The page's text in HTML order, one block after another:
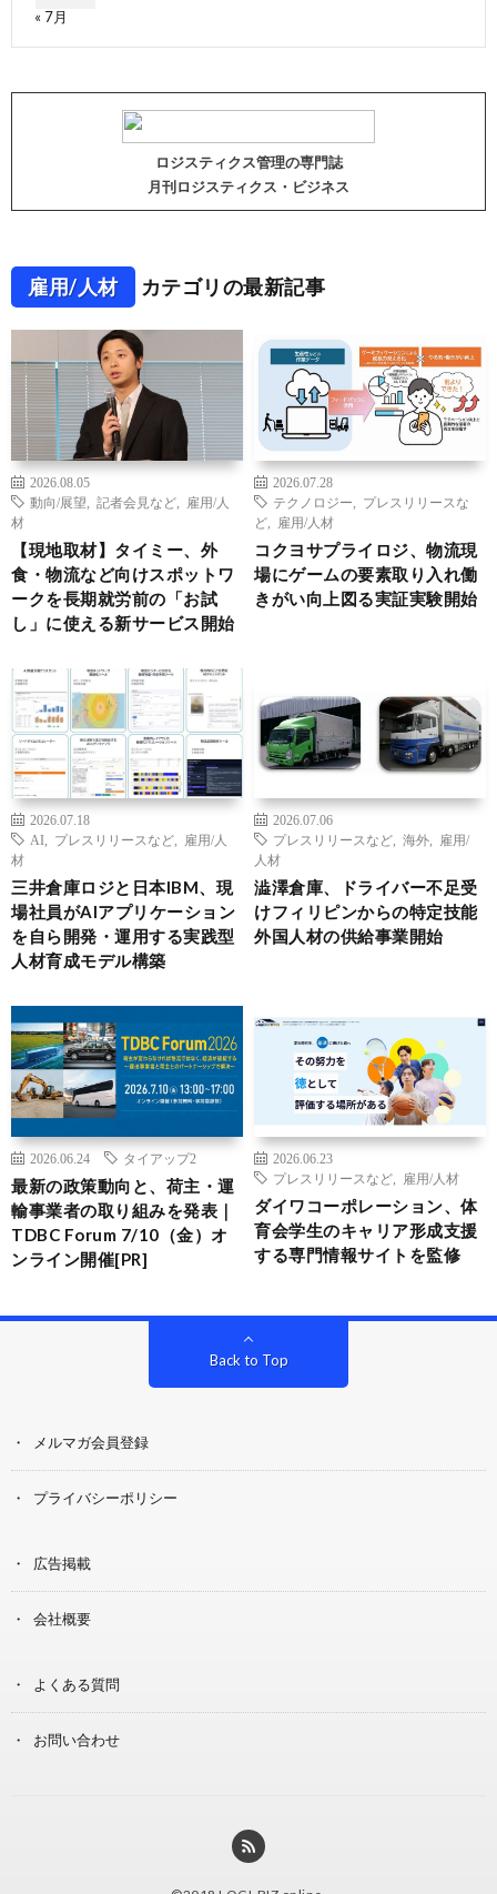
« 7月
ロジスティクス管理の専門誌
月刊ロジスティクス・ビジネス
雇用/人材 カテゴリの最新記事
2026.08.05
動向/展望
記者会見など
雇用/人
材
【現地取材】タイミー、外
食・物流など向けスポットワ
ークを長期就労前の「お試
し」に使える新サービス開始
2026.07.28
テクノロジー
プレスリリースな
ど
雇用/人材
コクヨサプライロジ、物流現
場にゲームの要素取り入れ働
きがい向上図る実証実験開始
2026.07.18
AI
プレスリリースなど
雇用/人
材
三井倉庫ロジと日本IBM、現
場社員がAIアプリケーション
を自ら開発・運用する実践型
人材育成モデル構築
2026.07.06
プレスリリースなど
海外
雇用/
人材
澁澤倉庫、ドライバー不足受
けフィリピンからの特定技能
外国人材の供給事業開始
2026.06.24 タイアップ2
最新の政策動向と、荷主・運
輸事業者の取り組みを発表｜
TDBC Forum 7/10（金）オ
ンライン開催[PR]
2026.06.23
プレスリリースなど
雇用/人材
ダイワコーポレーション、体
育会学生のキャリア形成支援
する専門情報サイトを監修
Back to Top
メルマガ会員登録
プライバシーポリシー
広告掲載
会社概要
よくある質問
お問い合わせ